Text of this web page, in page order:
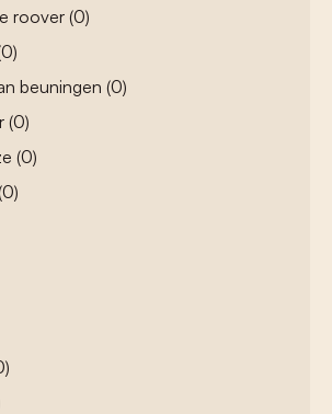
roover (0)
beuningen (0)
(0)
(0)